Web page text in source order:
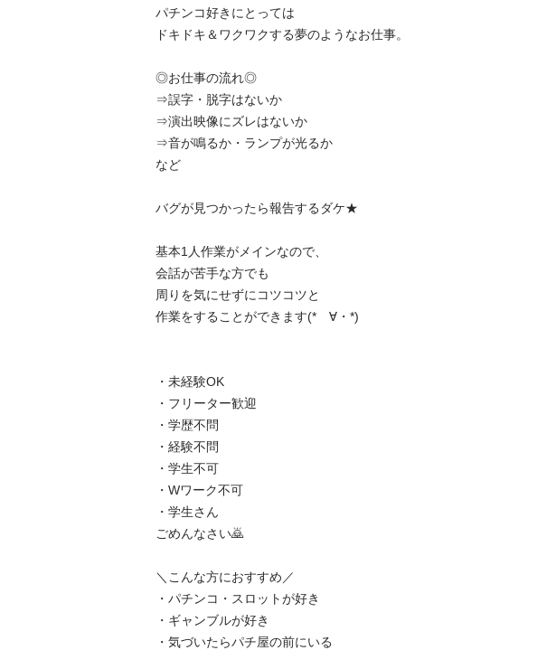
パチンコ好きにとっては
ドキドキ＆ワクワクする夢のようなお仕事。
◎お仕事の流れ◎
⇒誤字・脱字はないか
⇒演出映像にズレはないか
⇒音が鳴るか・ランプが光るか
など
バグが見つかったら報告するダケ★
基本1人作業がメインなので、
会話が苦手な方でも
周りを気にせずにコツコツと
作業をすることができます(*ゝ∀・*)
・未経験OK
・フリーター歓迎
・学歴不問
・経験不問
・学生不可
・Wワーク不可
・学生さん
ごめんなさい🙇
＼こんな方におすすめ／
・パチンコ・スロットが好き
・ギャンブルが好き
・気づいたらパチ屋の前にいる